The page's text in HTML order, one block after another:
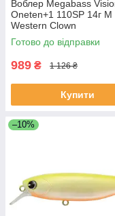
Воблер Megabass
Oneten+1 110SP 14г M
Western Clown
Готово до відправки
989 ₴ 1 126 ₴
Купити
–10%